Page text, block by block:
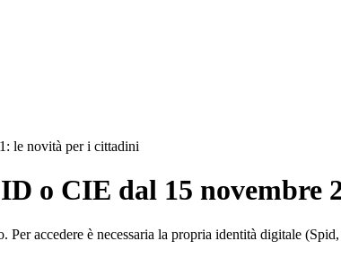
le novità per i cittadini
o CIE dal 15 novembre
accedere è necessaria la propria identità digitale